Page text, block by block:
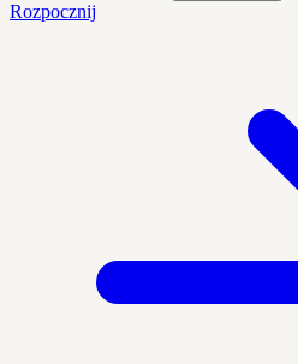
Rozpocznij